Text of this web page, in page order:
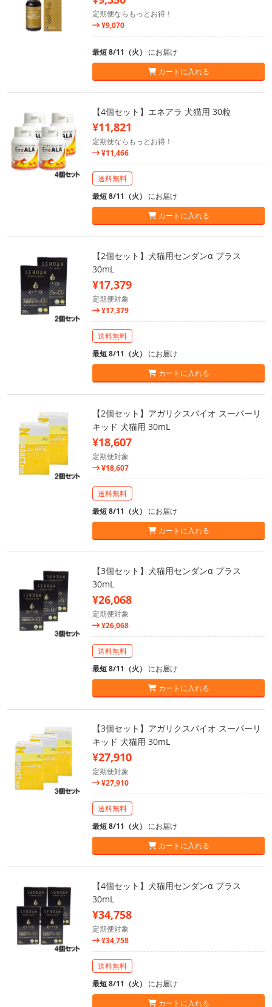
定期便ならもっとお得！
¥9,070
最短 8/11（火） にお届け
カートに入れる
【4個セット】エネアラ 犬猫用 30粒
¥11,821
定期便ならもっとお得！
¥11,466
送料無料
最短 8/11（火） にお届け
カートに入れる
【2個セット】犬猫用センダンα プラス
30mL
¥17,379
定期便対象
¥17,379
送料無料
最短 8/11（火） にお届け
カートに入れる
【2個セット】アガリクスバイオ スーパーリ
キッド 犬猫用 30mL
¥18,607
定期便対象
¥18,607
送料無料
最短 8/11（火） にお届け
カートに入れる
【3個セット】犬猫用センダンα プラス
30mL
¥26,068
定期便対象
¥26,068
送料無料
最短 8/11（火） にお届け
カートに入れる
【3個セット】アガリクスバイオ スーパーリ
キッド 犬猫用 30mL
¥27,910
定期便対象
¥27,910
送料無料
最短 8/11（火） にお届け
カートに入れる
【4個セット】犬猫用センダンα プラス
30mL
¥34,758
定期便対象
¥34,758
送料無料
最短 8/11（火） にお届け
カートに入れる